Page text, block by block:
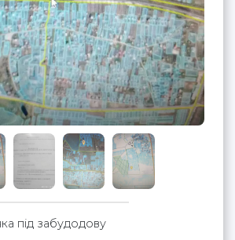
під забудодову